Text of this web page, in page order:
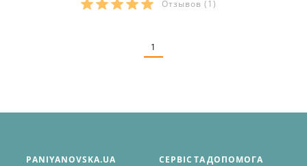
Отзывов (1)
1
PANIYANOVSKA.UA СЕРВІС ТА ДОПОМОГА